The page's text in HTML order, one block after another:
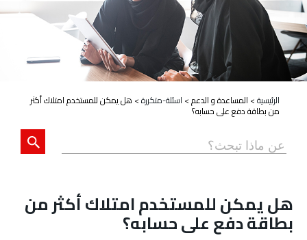
الرئيسية> المساعدة و الدعم> اسئلة-متكررة> هل يمكن للمستخدم امتلاك أكثر
من بطاقة دفع على حسابه؟
هل يمكن للمستخدم امتلاك أكثر من
بطاقة دفع على حسابه؟